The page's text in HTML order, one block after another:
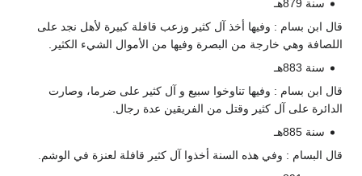
سنة 879هـ
قال ابن بسام : وفيها أخذ آل كثير وزعب قافلة كبيرة لأهل نجد على
اللصافة وهي خارجة من البصرة وفيها من الأموال الشيء الكثير.
سنة 883هـ
قال ابن بسام : وفيها تناوخوا سبيع و آل كثير على ضرما، وصارت
الدائرة على آل كثير وقتل من الفريقين عدة رجال.
سنة 885هـ
قال البسام : وفي هذه السنة أخذوا آل كثير قافلة لعنزة في الوشم.